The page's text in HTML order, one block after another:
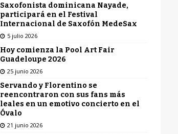
Saxofonista dominicana Nayade,
participará en el Festival
Internacional de Saxofón MedeSax
5 julio 2026
Hoy comienza la Pool Art Fair
Guadeloupe 2026
25 junio 2026
Servando y Florentino se
reencontraron con sus fans más
leales en un emotivo concierto en el
Óvalo
21 junio 2026